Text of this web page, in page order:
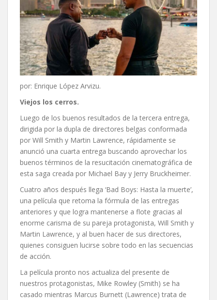
por: Enrique López Arvizu.
Viejos los cerros.
Luego de los buenos resultados de la tercera entrega,
dirigida por la dupla de directores belgas conformada
por Will Smith y Martin Lawrence, rápidamente se
anunció una cuarta entrega buscando aprovechar los
buenos términos de la resucitación cinematográfica de
esta saga creada por Michael Bay y Jerry Bruckheimer.
Cuatro años después llega ‘Bad Boys: Hasta la muerte’,
una película que retoma la fórmula de las entregas
anteriores y que logra mantenerse a flote gracias al
enorme carisma de su pareja protagonista, Will Smith y
Martin Lawrence, y al buen hacer de sus directores,
quienes consiguen lucirse sobre todo en las secuencias
de acción.
La película pronto nos actualiza del presente de
nuestros protagonistas, Mike Rowley (Smith) se ha
casado mientras Marcus Burnett (Lawrence) trata de